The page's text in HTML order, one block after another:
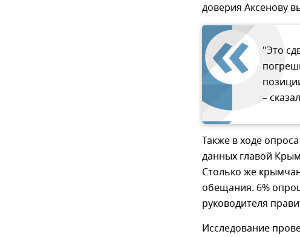
доверия Аксенову
"Это
–
Также в ходе
данных главой
Столько же
обещания. 6%
руководителя
Исследование